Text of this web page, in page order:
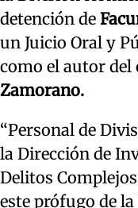
detención de
un Juicio Oral y
como el autor del
Zamorano.
“Personal de
la Dirección de
Delitos
este prófugo de